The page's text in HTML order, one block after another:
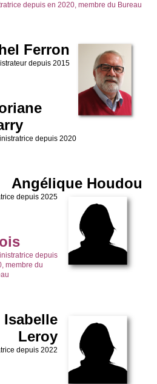
depuis en 2020, membre du Bureau
Ferron
depuis 2015
depuis 2020
Angélique Houdou
depuis 2025
depuis
membre du
Isabelle
Leroy
depuis 2022